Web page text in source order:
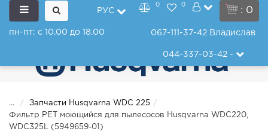
: 0
РУС
0 0
пн-пт: с 10.00 до 18.00 067-111-37-42 Владислав
044-337-03-42-
...
Запчасти Husqvarna WDC 225
Фильтр PET моющийся для пылесосов Husqvarna WDC220,
WDC325L (5949659-01)